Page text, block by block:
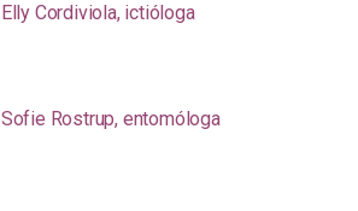
Elly Cordiviola, ictióloga
Sofie Rostrup, entomóloga